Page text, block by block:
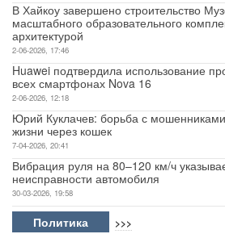
В Хайкоу завершено строительство
масштабного образовательного
архитектурой
2-06-2026, 17:46
Huawei подтвердила использование
всех смартфонах Nova 16
2-06-2026, 12:18
Юрий Куклачев: борьба с
жизни через кошек
7-04-2026, 20:41
Вибрация руля на 80–120 км/ч
неисправности автомобиля
30-03-2026, 19:58
Политика >>>